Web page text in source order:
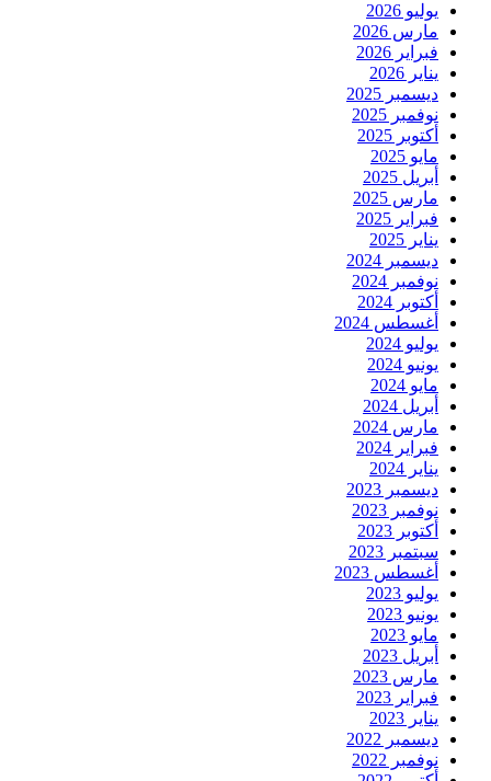
يوليو 2026
مارس 2026
فبراير 2026
يناير 2026
ديسمبر 2025
نوفمبر 2025
أكتوبر 2025
مايو 2025
أبريل 2025
مارس 2025
فبراير 2025
يناير 2025
ديسمبر 2024
نوفمبر 2024
أكتوبر 2024
أغسطس 2024
يوليو 2024
يونيو 2024
مايو 2024
أبريل 2024
مارس 2024
فبراير 2024
يناير 2024
ديسمبر 2023
نوفمبر 2023
أكتوبر 2023
سبتمبر 2023
أغسطس 2023
يوليو 2023
يونيو 2023
مايو 2023
أبريل 2023
مارس 2023
فبراير 2023
يناير 2023
ديسمبر 2022
نوفمبر 2022